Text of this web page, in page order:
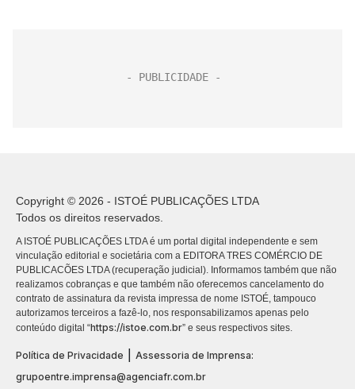
Copyright © 2026 - ISTOÉ PUBLICAÇÕES LTDA
Todos os direitos reservados.
A ISTOÉ PUBLICAÇÕES LTDA é um portal digital independente e sem
vinculação editorial e societária com a EDITORA TRES COMÉRCIO DE
PUBLICACÕES LTDA (recuperação judicial). Informamos também que não
realizamos cobranças e que também não oferecemos cancelamento do
contrato de assinatura da revista impressa de nome ISTOÉ, tampouco
autorizamos terceiros a fazê-lo, nos responsabilizamos apenas pelo
conteúdo digital “https://istoe.com.br” e seus respectivos sites.
Política de Privacidade
Assessoria de Imprensa:
grupoentre.imprensa@agenciafr.com.br